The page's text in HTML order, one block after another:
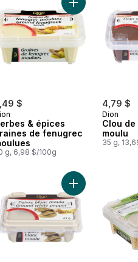
panier Ajouter Sarriette Biologique au panier
$
& épices
de fenugrec
g, 6,98 $/100g
Ajouter Herbes
4,79 $
Dion
Clou
moulu
35 g,
broyés italien au panier
épices au panierAjouter Poivre